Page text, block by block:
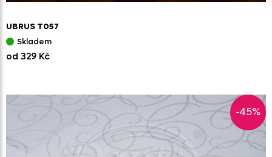
UBRUS T057
Skladem
od 329 Kč
-45%